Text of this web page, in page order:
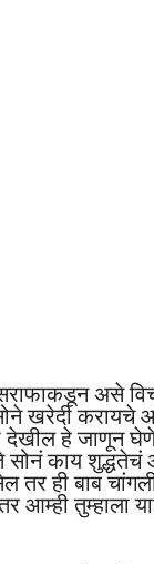
असे
खरेदी करायचे
देखील हे जाणून
सोनं काय शुद्धतेचं
तर ही बाब
आम्ही तुम्हाला